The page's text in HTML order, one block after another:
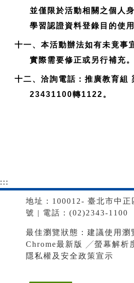
並僅限於活動相關之個人
學習認證資料登錄目的使用
十一、本活動辦法如有未竟事
實際需要修正或另行補充。
十二、洽詢電話：推廣教育組
23431100轉1122。
:::
地址：100012- 臺北市中正
號 | 電話：(02)2343-1100
最佳瀏覽狀態：建議使用瀏
Chrome最新版 ╱螢幕解析
隱私權及安全政策宣示